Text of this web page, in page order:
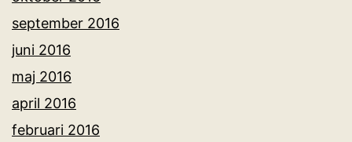
september 2016
juni 2016
maj 2016
april 2016
februari 2016